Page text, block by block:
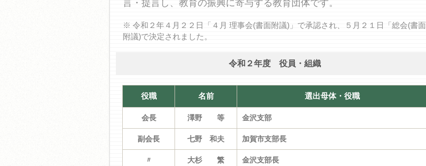
言・提言し、教育の振興に寄与する教育団体です。
※ 令和２年４月２２日「４月 理事会(書面附議)」で承認され、５月２１日「総会(書面
附議)で決定されました。
令和２年度 役員・組織
役職 名前 選出母体・役職
会長 澤野 等 金沢支部
副会長 七野 和夫 加賀市支部長
〃 大杉 繁 金沢支部長